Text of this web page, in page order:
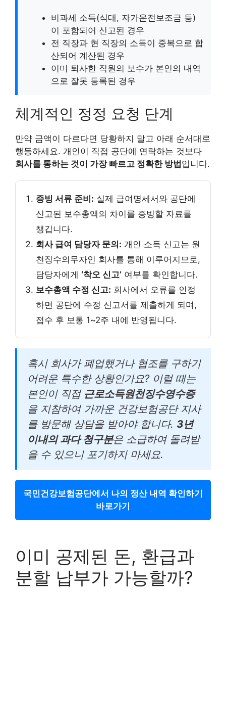
비과세 소득(식대, 자가운전보조금 등)
이 포함되어 신고된 경우
전 직장과 현 직장의 소득이 중복으로 합
산되어 계산된 경우
이미 퇴사한 직원의 보수가 본인의 내역
으로 잘못 등록된 경우
체계적인 정정 요청 단계
만약 금액이 다르다면 당황하지 말고 아래 순서대로
행동하세요. 개인이 직접 공단에 연락하는 것보다
회사를 통하는 것이 가장 빠르고 정확한 방법입니다.
증빙 서류 준비: 실제 급여명세서와 공단에
신고된 보수총액의 차이를 증빙할 자료를
챙깁니다.
회사 급여 담당자 문의: 개인 소득 신고는 원
천징수의무자인 회사를 통해 이루어지므로,
담당자에게 ‘착오 신고’ 여부를 확인합니다.
보수총액 수정 신고: 회사에서 오류를 인정
하면 공단에 수정 신고서를 제출하게 되며,
접수 후 보통 1~2주 내에 반영됩니다.
혹시 회사가 폐업했거나 협조를 구하기
어려운 특수한 상황인가요? 이럴 때는
본인이 직접 근로소득원천징수영수증
을 지참하여 가까운 건강보험공단 지사
를 방문해 상담을 받아야 합니다. 3년
이내의 과다 청구분은 소급하여 돌려받
을 수 있으니 포기하지 마세요.
국민건강보험공단에서 나의 정산 내역 확인하기
바로가기
이미 공제된 돈, 환급과
분할 납부가 가능할까?